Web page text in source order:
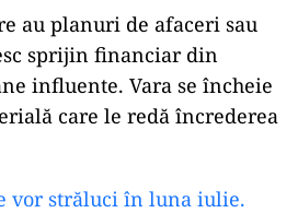
au planuri de afaceri sau
sprijin financiar din
influente. Vara se încheie
care le redă încrederea
vor străluci în luna iulie.